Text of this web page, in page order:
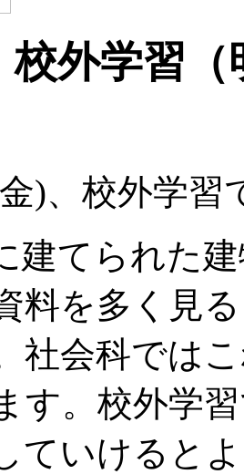
外学習
)、校外学
建てられた
料を多く見
社会科では
す。校外学
ていけると